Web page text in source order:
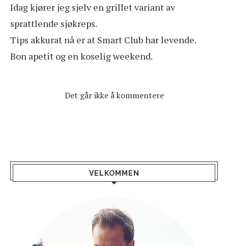
Idag kjører jeg sjelv en grillet variant av
sprattlende sjøkreps.
Tips akkurat nå er at Smart Club har levende.
Bon apetit og en koselig weekend.
Det går ikke å kommentere
VELKOMMEN